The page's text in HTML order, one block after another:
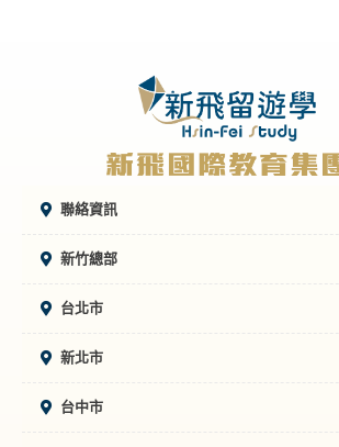
聯絡資訊
新竹總部
台北市
新北市
台中市